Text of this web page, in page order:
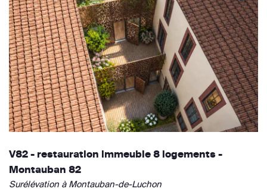
V82 - restauration immeuble 8 logements -
Montauban 82
Surélévation à Montauban-de-Luchon